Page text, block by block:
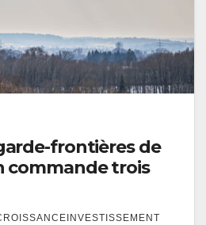
frontières de
commande trois